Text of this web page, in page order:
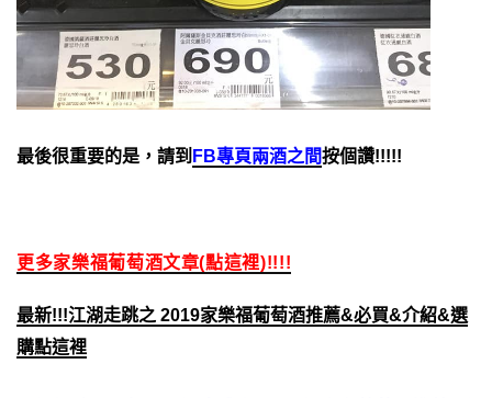
最後很重要的是，請到 FB專頁兩酒之間按個讚!!!!!
更多家樂福葡萄酒文章(點這裡)!!!!
最新!!!江湖走跳之 2019家樂福葡萄酒推薦&必買&介紹&選
購點這裡